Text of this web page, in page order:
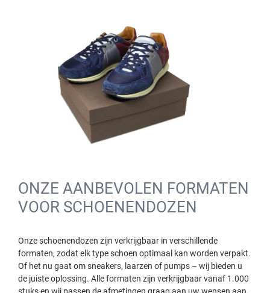
ONZE AANBEVOLEN FORMATEN
VOOR SCHOENENDOZEN
Onze schoenendozen zijn verkrijgbaar in verschillende
formaten, zodat elk type schoen optimaal kan worden verpakt.
Of het nu gaat om sneakers, laarzen of pumps – wij bieden u
de juiste oplossing. Alle formaten zijn verkrijgbaar vanaf 1.000
stuks en wij passen de afmetingen graag aan uw wensen aan.